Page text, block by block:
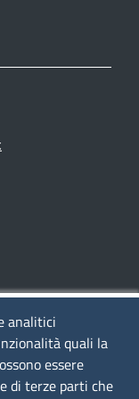
analitici
quali la
essere
di terze parti che